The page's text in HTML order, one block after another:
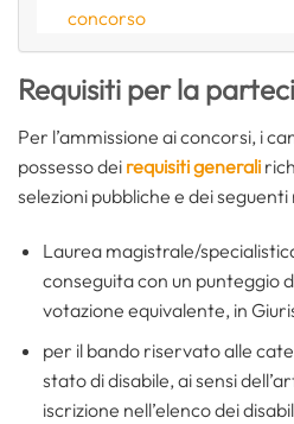
concorso
Requisiti per la
Per l’ammissione ai concorsi, i
possesso dei requisiti generali
selezioni pubbliche e dei
Laurea magistrale/
conseguita con un punteggio
votazione equivalente, in
per il bando riservato alle
stato di disabile, ai sensi
iscrizione nell’elenco dei